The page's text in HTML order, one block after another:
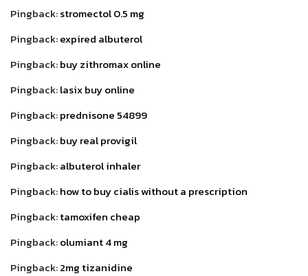
Pingback:stromectol 0.5 mg
Pingback:expired albuterol
Pingback:buy zithromax online
Pingback:lasix buy online
Pingback:prednisone 54899
Pingback:buy real provigil
Pingback:albuterol inhaler
Pingback:how to buy cialis without a prescription
Pingback:tamoxifen cheap
Pingback:olumiant 4 mg
Pingback:2mg tizanidine